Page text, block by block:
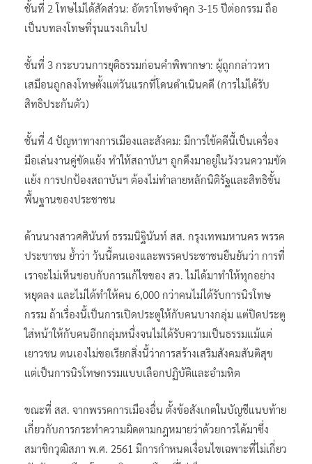
ชั้นที่ 2 โทษไม่ได้สัดส่วน: อัตราโทษจำคุก 3-15 ปีต่อกรรม ถือ
เป็นบทลงโทษที่รุนแรงเกินไป
ชั้นที่ 3 กระบวนการยุติธรรมก่อนคำพิพากษา: ผู้ถูกกล่าวหา
เสมือนถูกลงโทษตั้งแต่วันแรกที่โดนดำเนินคดี (การไม่ได้รับ
สิทธิประกันตัว)
ชั้นที่ 4 ปัญหาทางการเมืองและสังคม: มีการใช้คดีนี้เป็นเครื่อง
มือเล่นงานคู่ขัดแย้ง ทำให้สถาบันฯ ถูกดึงมาอยู่ในวังวนความขัด
แย้ง การปกป้องสถาบันฯ ต้องไม่ทำลายหลักนิติรัฐและสิทธิขั้น
พื้นฐานของประชาชน
ด้านนางสาวศศินันท์ ธรรมนิฐินันท์ สส. กรุงเทพมหานคร พรรค
ประชาชน ย้ำว่า วันนี้ตนเองและพรรคประชาชนยืนยันว่า การที่
เราจะไม่เห็นชอบกับการแก้ไขของ สว. ไม่ได้มาทำให้ทุกอย่าง
หยุดลง และไม่ได้ทำให้คน 6,000 กว่าคนไม่ได้รับการนิรโทษ
กรรม ถ้าเรื่องนี้เป็นการเปิดประตูให้กับคนบางกลุ่ม แต่ปิดประตู
ใส่หน้าให้กับคนอีกกลุ่มหนึ่งจนไม่ได้รับความเป็นธรรมแม้แต่
เยาวชน ตนเองไม่ขอเรียกสิ่งนี้ว่าการสร้างเสริมสังคมสันติสุข
แต่เป็นการนิรโทษกรรมแบบเลือกปฏิบัติและอำมหิต
ขณะที่ สส. จากพรรคการเมืองอื่น ตั้งข้อสังเกตในบัญชีแนบท้าย
เกี่ยวกับการกระทำความผิดตามกฎหมายว่าด้วยการได้มาซึ่ง
สมาชิกวุฒิสภา พ.ศ. 2561 มีการกำหนดเงื่อนไขเฉพาะที่ไม่เกี่ยว